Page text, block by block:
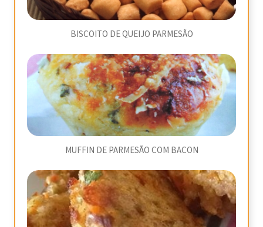
BISCOITO DE QUEIJO PARMESÃO
MUFFIN DE PARMESÃO COM BACON